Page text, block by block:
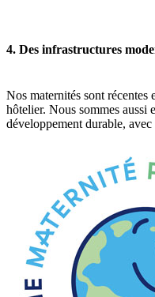
4. Des infrastructures
Nos maternités sont récentes
hôtelier. Nous sommes aussi
développement durable, avec